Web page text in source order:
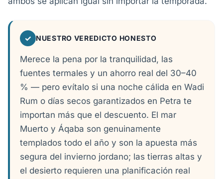
✓ NUESTRO VEREDICTO HONESTO
Merece la pena por la tranquilidad, las
fuentes termales y un ahorro real del 30–40
% — pero evítalo si una noche cálida en Wadi
Rum o días secos garantizados en Petra te
importan más que el descuento. El mar
Muerto y Áqaba son genuinamente
templados todo el año y son la apuesta más
segura del invierno jordano; las tierras altas y
el desierto requieren una planificación real